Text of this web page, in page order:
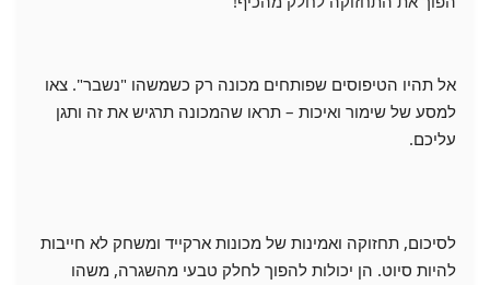
אל תהיו הטיפוסים שפותחים מכונה רק כשמשהו "נשבר". צאו
למסע של שימור ואיכות – תראו שהמכונה תרגיש את זה ותגן
עליכם.
לסיכום, תחזוקה ואמינות של מכונות ארקייד ומשחק לא חייבות
להיות סיוט. הן יכולות להפוך לחלק טבעי מהשגרה, משהו